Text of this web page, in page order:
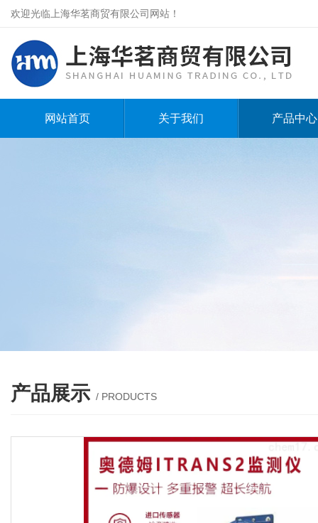
欢迎光临上海华茗商贸有限公司网站！
网站首页 关于我们 产品中心
产品展示 / PRODUCTS